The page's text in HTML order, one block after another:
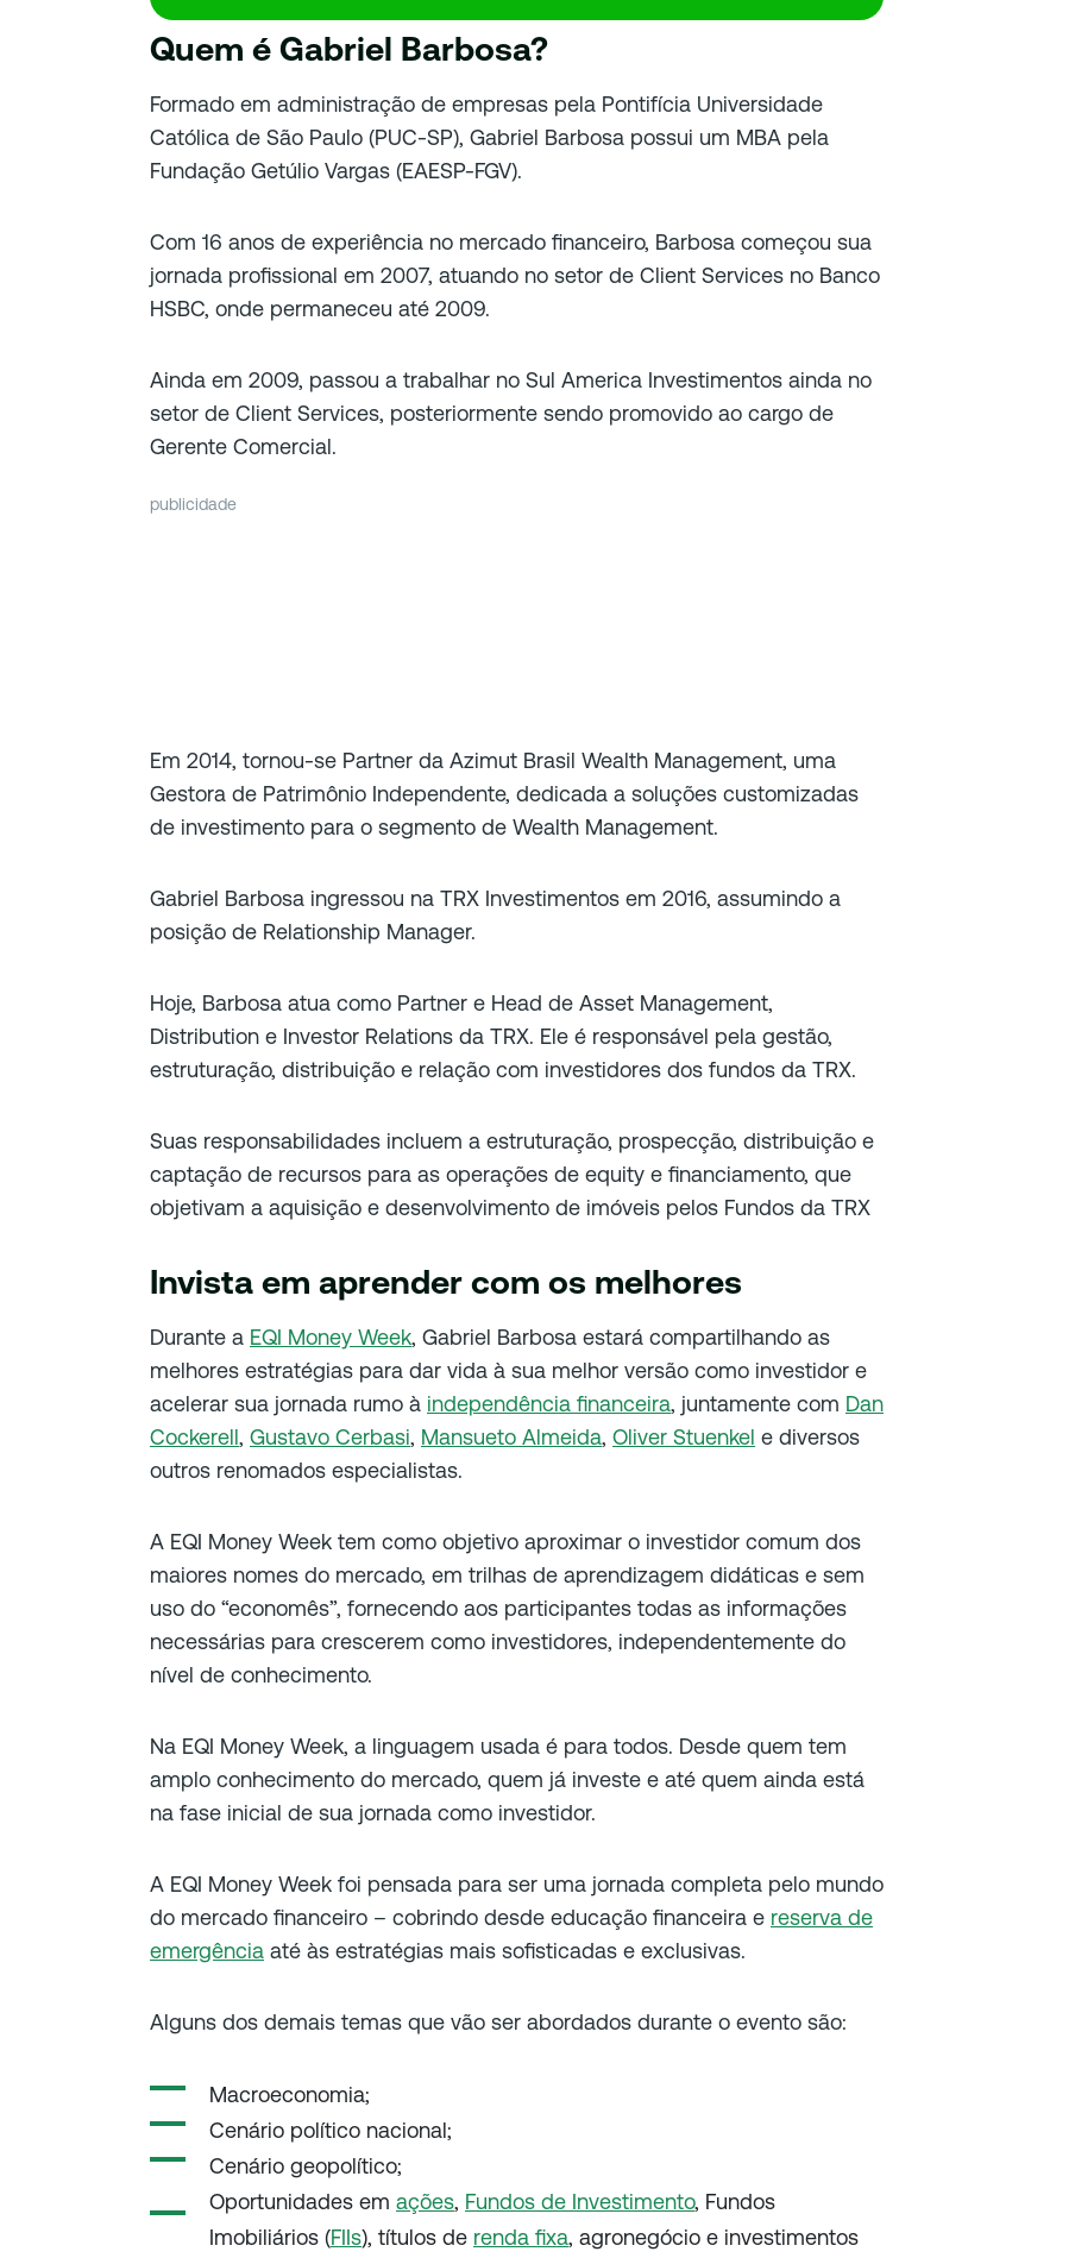
Quem é Gabriel Barbosa?
Formado em administração de empresas pela Pontifícia Universidade
Católica de São Paulo (PUC-SP), Gabriel Barbosa possui um MBA pela
Fundação Getúlio Vargas (EAESP-FGV).
Com 16 anos de experiência no mercado financeiro, Barbosa começou sua
jornada profissional em 2007, atuando no setor de Client Services no Banco
HSBC, onde permaneceu até 2009.
Ainda em 2009, passou a trabalhar no Sul America Investimentos ainda no
setor de Client Services, posteriormente sendo promovido ao cargo de
Gerente Comercial.
publicidade
Em 2014, tornou-se Partner da Azimut Brasil Wealth Management, uma
Gestora de Patrimônio Independente, dedicada a soluções customizadas
de investimento para o segmento de Wealth Management.
Gabriel Barbosa ingressou na TRX Investimentos em 2016, assumindo a
posição de Relationship Manager.
Hoje, Barbosa atua como ​​Partner e Head de Asset Management,
Distribution e Investor Relations da TRX. Ele é responsável pela gestão,
estruturação, distribuição e relação com investidores dos fundos da TRX.
Suas responsabilidades incluem a estruturação, prospecção, distribuição e
captação de recursos para as operações de equity e financiamento, que
objetivam a aquisição e desenvolvimento de imóveis pelos Fundos da TRX
Invista em aprender com os melhores
Durante a EQI Money Week, Gabriel Barbosa estará compartilhando as
melhores estratégias para dar vida à sua melhor versão como investidor e
acelerar sua jornada rumo à independência financeira, juntamente com Dan
Cockerell, Gustavo Cerbasi, Mansueto Almeida, Oliver Stuenkel e diversos
outros renomados especialistas.
A EQI Money Week tem como objetivo aproximar o investidor comum dos
maiores nomes do mercado, em trilhas de aprendizagem didáticas e sem
uso do “economês”, fornecendo aos participantes todas as informações
necessárias para crescerem como investidores, independentemente do
nível de conhecimento.
Na EQI Money Week, a linguagem usada é para todos. Desde quem tem
amplo conhecimento do mercado, quem já investe e até quem ainda está
na fase inicial de sua jornada como investidor.
A EQI Money Week foi pensada para ser uma jornada completa pelo mundo
do mercado financeiro – cobrindo desde educação financeira e reserva de
emergência até às estratégias mais sofisticadas e exclusivas.
Alguns dos demais temas que vão ser abordados durante o evento são:
Macroeconomia;
Cenário político nacional;
Cenário geopolítico;
Oportunidades em ações, Fundos de Investimento, Fundos
Imobiliários (FIIs), títulos de renda fixa, agronegócio e investimentos